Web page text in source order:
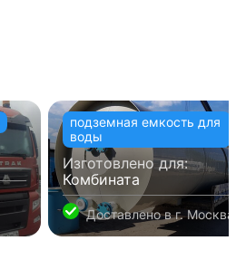
подземная емкость для
воды
Изготовлено для:
Комбината
Доставлено вг. Москва